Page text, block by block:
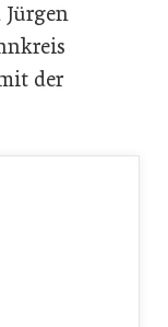
der